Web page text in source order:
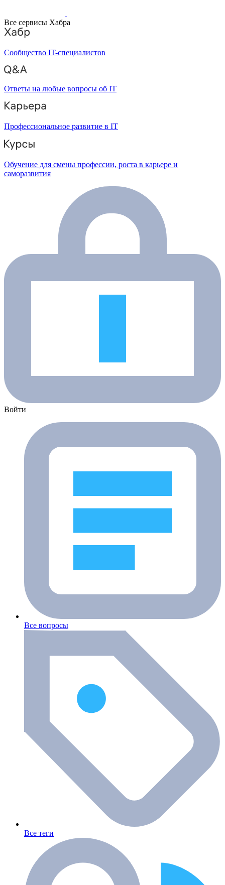
Все сервисы Хабра
Сообщество IT-специалистов
Ответы на любые вопросы об IT
Профессиональное развитие в IT
Обучение для смены профессии, роста в карьере и
саморазвития
Войти
Все вопросы
Все теги